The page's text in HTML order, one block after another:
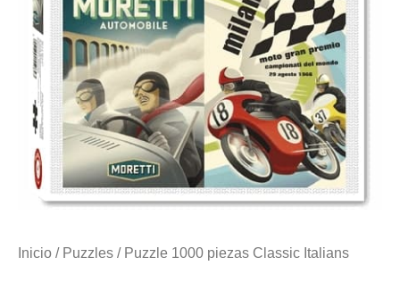
Inicio / Puzzles / Puzzle 1000 piezas Classic Italians